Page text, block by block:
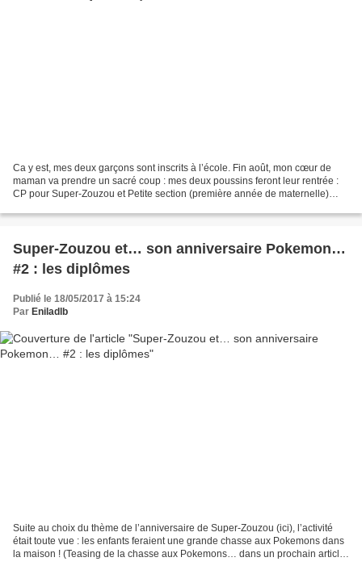
Ca y est, mes deux garçons sont inscrits à l’école. Fin août, mon cœur de
maman va prendre un sacré coup : mes deux poussins feront leur rentrée :
CP pour Super-Zouzou et Petite section (première année de maternelle)
Super-Zouzou et… son anniversaire Pokemon…
#2 : les diplômes
Publié le 18/05/2017 à 15:24
Par Eniladlb
Suite au choix du thème de l’anniversaire de Super-Zouzou (ici), l’activité
était toute vue : les enfants feraient une grande chasse aux Pokemons dans
la maison ! (Teasing de la chasse aux Pokemons… dans un prochain article